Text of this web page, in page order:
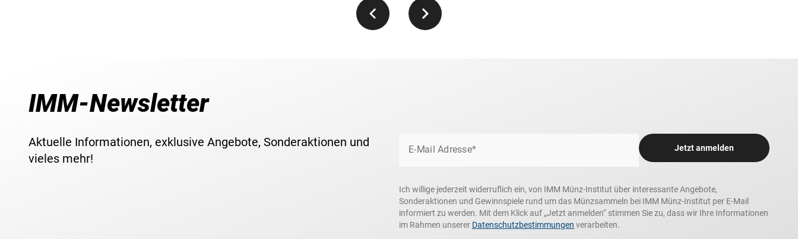
IMM-Newsletter
Aktuelle Informationen, exklusive Angebote, Sonderaktionen und
vieles mehr!
E-Mail Adresse* Jetzt anmelden
Ich willige jederzeit widerruflich ein, von IMM Münz-Institut über interessante Angebote,
Sonderaktionen und Gewinnspiele rund um das Münzsammeln bei IMM Münz-Institut per E-Mail
informiert zu werden. Mit dem Klick auf „Jetzt anmelden“ stimmen Sie zu, dass wir Ihre Informationen
im Rahmen unserer Datenschutzbestimmungen verarbeiten.